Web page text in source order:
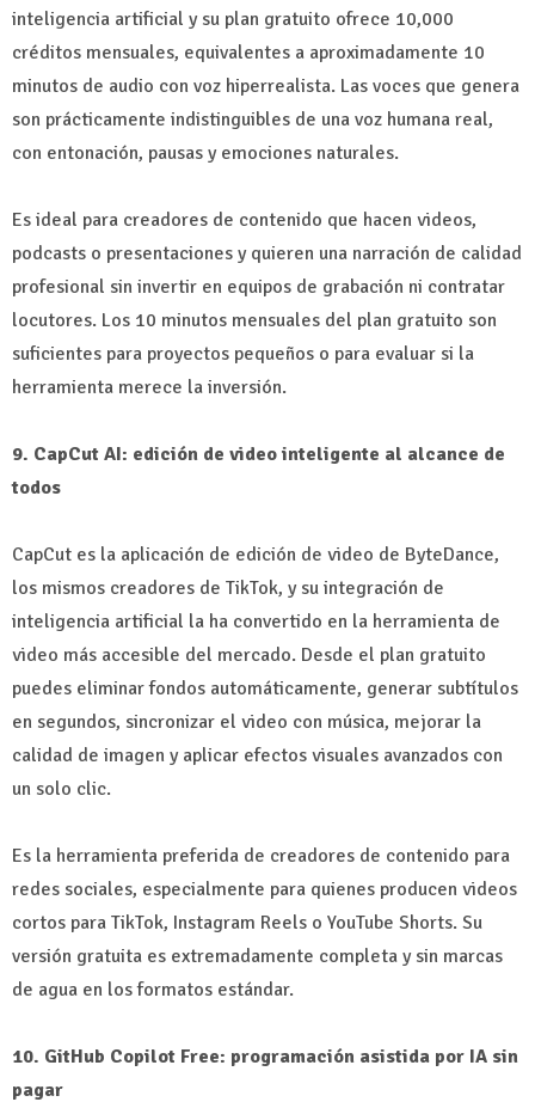
inteligencia artificial y su plan gratuito ofrece 10,000
créditos mensuales, equivalentes a aproximadamente 10
minutos de audio con voz hiperrealista. Las voces que genera
son prácticamente indistinguibles de una voz humana real,
con entonación, pausas y emociones naturales.
Es ideal para creadores de contenido que hacen videos,
podcasts o presentaciones y quieren una narración de calidad
profesional sin invertir en equipos de grabación ni contratar
locutores. Los 10 minutos mensuales del plan gratuito son
suficientes para proyectos pequeños o para evaluar si la
herramienta merece la inversión.
9. CapCut AI: edición de video inteligente al alcance de
todos
CapCut es la aplicación de edición de video de ByteDance,
los mismos creadores de TikTok, y su integración de
inteligencia artificial la ha convertido en la herramienta de
video más accesible del mercado. Desde el plan gratuito
puedes eliminar fondos automáticamente, generar subtítulos
en segundos, sincronizar el video con música, mejorar la
calidad de imagen y aplicar efectos visuales avanzados con
un solo clic.
Es la herramienta preferida de creadores de contenido para
redes sociales, especialmente para quienes producen videos
cortos para TikTok, Instagram Reels o YouTube Shorts. Su
versión gratuita es extremadamente completa y sin marcas
de agua en los formatos estándar.
10. GitHub Copilot Free: programación asistida por IA sin
pagar